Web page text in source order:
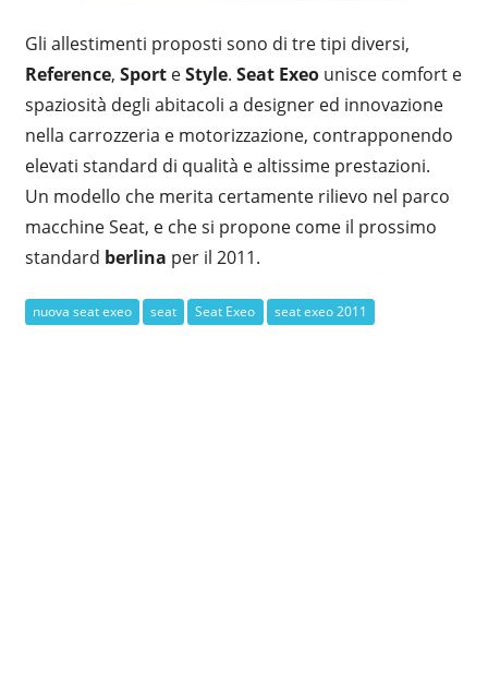
Gli allestimenti proposti sono di tre tipi diversi,
Reference, SporteStyle. Seat Exeo unisce comfort e
spaziosità degli abitacoli a designer ed innovazione
nella carrozzeria e motorizzazione, contrapponendo
elevati standard di qualità e altissime prestazioni.
Un modello che merita certamente rilievo nel parco
macchine Seat, e che si propone come il prossimo
standard berlina per il 2011.
nuova seat exeo seat Seat Exeo seat exeo 2011